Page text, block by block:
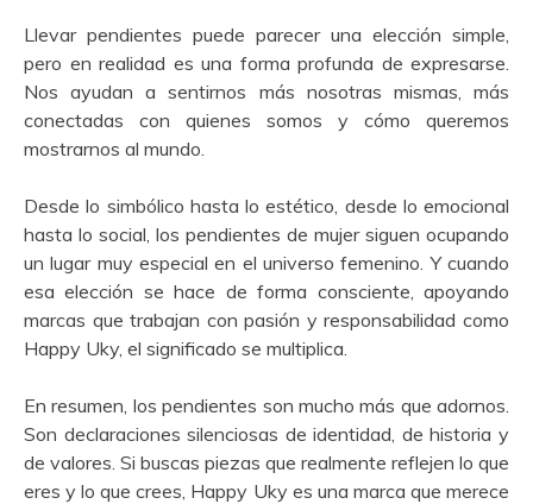
Llevar pendientes puede parecer una elección simple,
pero en realidad es una forma profunda de expresarse.
Nos ayudan a sentirnos más nosotras mismas, más
conectadas con quienes somos y cómo queremos
mostrarnos al mundo.
Desde lo simbólico hasta lo estético, desde lo emocional
hasta lo social, los pendientes de mujer siguen ocupando
un lugar muy especial en el universo femenino. Y cuando
esa elección se hace de forma consciente, apoyando
marcas que trabajan con pasión y responsabilidad como
Happy Uky, el significado se multiplica.
En resumen, los pendientes son mucho más que adornos.
Son declaraciones silenciosas de identidad, de historia y
de valores. Si buscas piezas que realmente reflejen lo que
eres y lo que crees, Happy Uky es una marca que merece